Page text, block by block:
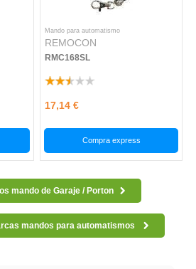
Mando para automatismo
REMOCON
RMC168SL
17,14 €
Compra express
mando de Garaje / Porton
mandos para automatismos